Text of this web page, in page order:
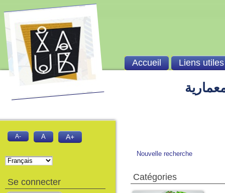
Nouvelle recherche
Catégories
Accueil Liens utiles
A- A A+
Se connecter